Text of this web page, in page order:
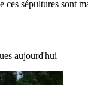
ces sépultures sont
aujourd'hui